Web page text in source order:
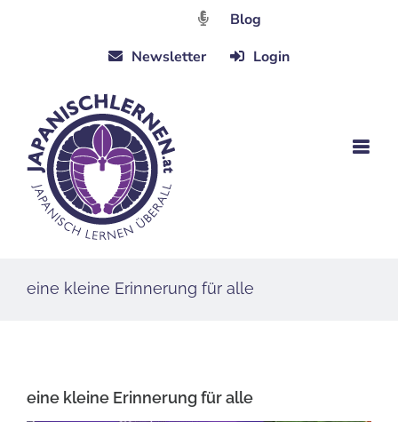
Blog
Newsletter
Login
eine kleine Erinnerung für alle
eine kleine Erinnerung für alle